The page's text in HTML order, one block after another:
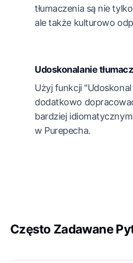
tłumaczenia są nie
ale także kulturowo
Udoskonalanie
Użyj funkcji "Udoskonal
dodatkowo
bardziej
w Purepecha.
Często Zadawane